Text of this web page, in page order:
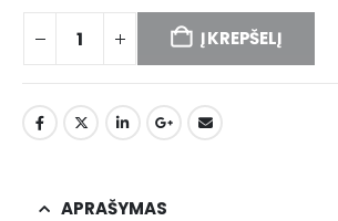
Į KREPŠELĮ
APRAŠYMAS